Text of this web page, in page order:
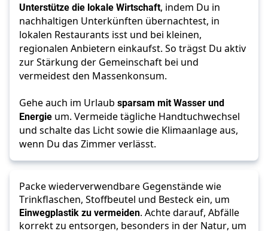
Unterstütze die lokale Wirtschaft, indem Du in
nachhaltigen Unterkünften übernachtest, in
lokalen Restaurants isst und bei kleinen,
regionalen Anbietern einkaufst. So trägst Du aktiv
zur Stärkung der Gemeinschaft bei und
vermeidest den Massenkonsum.
Gehe auch im Urlaub sparsam mit Wasser und
Energie um. Vermeide tägliche Handtuchwechsel
und schalte das Licht sowie die Klimaanlage aus,
wenn Du das Zimmer verlässt.
Packe wiederverwendbare Gegenstände wie
Einwegplastik zu vermeiden. Achte darauf, Abfälle
korrekt zu entsorgen, besonders in der Natur, um